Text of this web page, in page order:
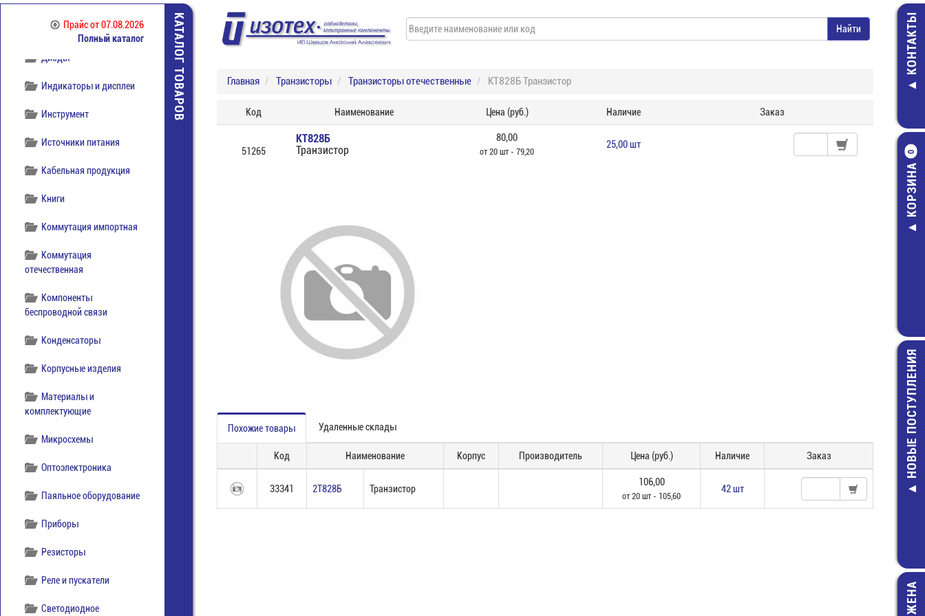
Прайсот 07.08.2026
Полный каталог
Диоды
Индикаторы и дисплеи
Инструмент
Источники питания
Кабельная продукция
Книги
Коммутация импортная
Коммутация
отечественная
Компоненты
беспроводной связи
Конденсаторы
Корпусные изделия
Материалы и
комплектующие
Микросхемы
Оптоэлектроника
Паяльное оборудование
Приборы
Резисторы
Реле и пускатели
Светодиодное
КАТАЛОГ ТОВАРОВ КОНТАКТЫ
КОРЗИНА
0
RC2010JK-
2010-3,9
ЧИП
НОВЫЕ ПОСТУПЛЕНИЯ
Главная Транзисторы Транзисторы отечественные КТ828Б Транзистор
Код Наименование Цена (руб.) Наличие Заказ
51265
КТ828Б
Транзистор
80,00
от 20 шт - 79,20
25,00 шт
Похожие товары Удаленные склады
Код Наименование Корпус Производитель Цена (руб.) Наличие Заказ
33341 2Т828Б Транзистор
106,00
от 20 шт - 105,60
42 шт